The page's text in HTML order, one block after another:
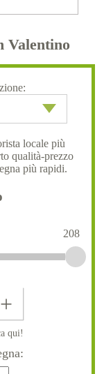
Valentino
locale più
qualità-prezzo
più rapidi.
208
+
qui!